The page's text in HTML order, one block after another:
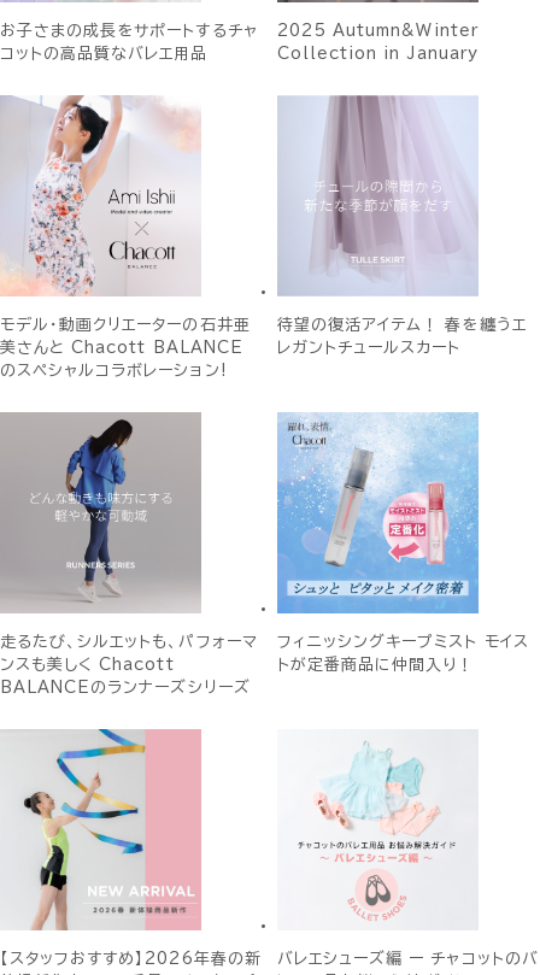
お子さまの成長をサポートするチャ
コットの高品質なバレエ用品
2025 Autumn&Winter
Collection in January
モデル・動画クリエーターの石井亜
美さんと Chacott BALANCE
のスペシャルコラボレーション!
待望の復活アイテム！ 春を纏うエ
レガントチュールスカート
走るたび、シルエットも、パフォーマ
ンスも美しく Chacott
BALANCEのランナーズシリーズ
フィニッシングキープミスト モイス
トが定番商品に仲間入り！
【スタッフおすすめ】2026年春の新
バレエシューズ編 ー チャコットのバ